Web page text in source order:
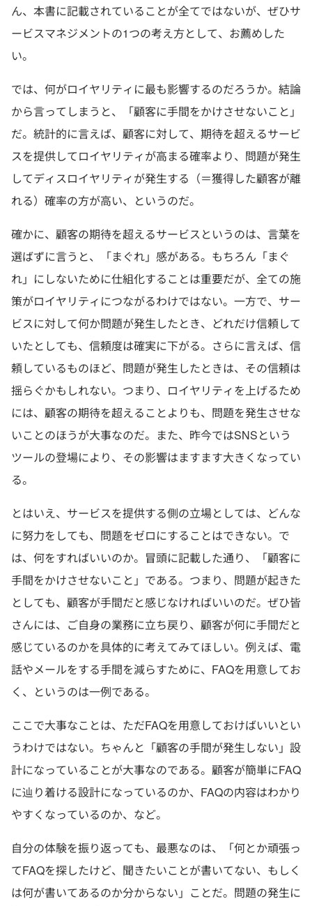
ん、本書に記載されていることが全てではないが、ぜひサ
ービスマネジメントの1つの考え方として、お薦めした
い。
では、何がロイヤリティに最も影響するのだろうか。結論
から言ってしまうと、「顧客に手間をかけさせないこと」
だ。統計的に言えば、顧客に対して、期待を超えるサービ
スを提供してロイヤリティが高まる確率より、問題が発生
してディスロイヤリティが発生する（＝獲得した顧客が離
れる）確率の方が高い、というのだ。
確かに、顧客の期待を超えるサービスというのは、言葉を
選ばずに言うと、「まぐれ」感がある。もちろん「まぐ
れ」にしないために仕組化することは重要だが、全ての施
策がロイヤリティにつながるわけではない。一方で、サー
ビスに対して何か問題が発生したとき、どれだけ信頼して
いたとしても、信頼度は確実に下がる。さらに言えば、信
頼しているものほど、問題が発生したときは、その信頼は
揺らぐかもしれない。つまり、ロイヤリティを上げるため
には、顧客の期待を超えることよりも、問題を発生させな
いことのほうが大事なのだ。また、昨今ではSNSという
ツールの登場により、その影響はますます大きくなってい
る。
とはいえ、サービスを提供する側の立場としては、どんな
に努力をしても、問題をゼロにすることはできない。で
は、何をすればいいのか。冒頭に記載した通り、「顧客に
手間をかけさせないこと」である。つまり、問題が起きた
としても、顧客が手間だと感じなければいいのだ。ぜひ皆
さんには、ご自身の業務に立ち戻り、顧客が何に手間だと
感じているのかを具体的に考えてみてほしい。例えば、電
話やメールをする手間を減らすために、FAQを用意してお
く、というのは一例である。
ここで大事なことは、ただFAQを用意しておけばいいとい
うわけではない。ちゃんと「顧客の手間が発生しない」設
計になっていることが大事なのである。顧客が簡単にFAQ
に辿り着ける設計になっているのか、FAQの内容はわかり
やすくなっているのか、など。
自分の体験を振り返っても、最悪なのは、「何とか頑張っ
てFAQを探したけど、聞きたいことが書いてない、もしく
は何が書いてあるのか分からない」ことだ。問題の発生に